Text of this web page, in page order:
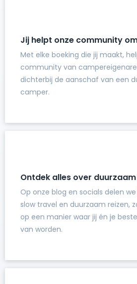
Jij helpt onze community
Met elke boeking die jij maakt,
community van
dichterbij de aanschaf van een
camper.
Ontdek alles over
Op onze blog en socials delen
slow travel en duurzaam reizen,
op een manier waar jij én je
van worden.